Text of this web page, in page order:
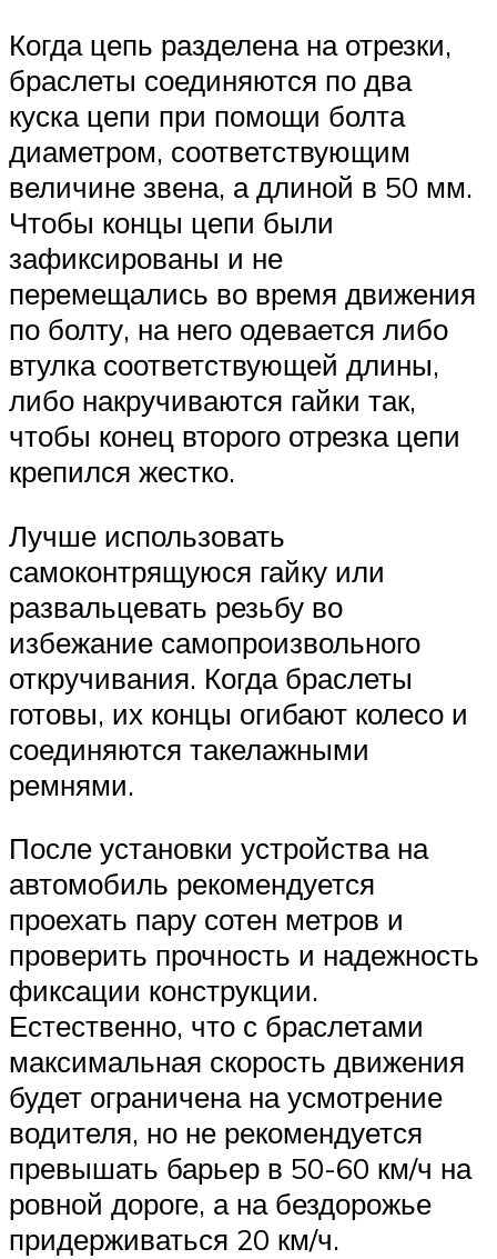
Когда цепь разделена на отрезки,
браслеты соединяются по два
куска цепи при помощи болта
диаметром, соответствующим
величине звена, а длиной в 50 мм.
Чтобы концы цепи были
зафиксированы и не
перемещались во время движения
по болту, на него одевается либо
втулка соответствующей длины,
либо накручиваются гайки так,
чтобы конец второго отрезка цепи
крепился жестко.
Лучше использовать
самоконтрящуюся гайку или
развальцевать резьбу во
избежание самопроизвольного
откручивания. Когда браслеты
готовы, их концы огибают колесо и
соединяются такелажными
ремнями.
После установки устройства на
автомобиль рекомендуется
проехать пару сотен метров и
проверить прочность и надежность
фиксации конструкции.
Естественно, что с браслетами
максимальная скорость движения
будет ограничена на усмотрение
водителя, но не рекомендуется
превышать барьер в 50-60 км/ч на
ровной дороге, а на бездорожье
придерживаться 20 км/ч.